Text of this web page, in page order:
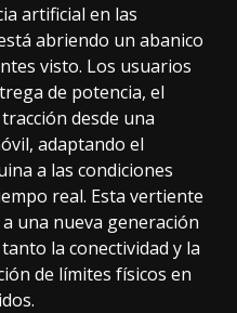
artificial en las
abriendo un abanico
visto. Los usuarios
de potencia, el
desde una
adaptando el
a las condiciones
real. Esta vertiente
una nueva generación
la conectividad y la
de límites físicos en